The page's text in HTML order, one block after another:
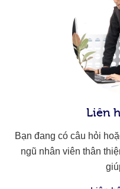
Liên
Bạn đang có câu hỏi
ngũ nhân viên thân